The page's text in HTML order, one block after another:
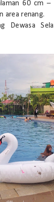
60 cm
area renang.
Dewasa